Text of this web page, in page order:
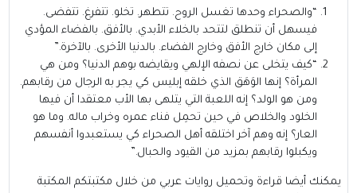
“والصحراء وحدها تغسل الروح. تتطهر. تخلو. تتفرغ. تتفضى.
فيسهل أن تنطلق لتتحد بالخلاء الأبدي. بالأفق. بالفضاء المؤدي
إلى مكان خارج الأفق وخارج الفضاء. بالدنيا الأخرى. بالآخرة.”
“كيف يتخلى عن نصفه الإلهي ويقايضه بوهم الدنيا؟ ومن هي
المرأة؟ إنها الوَهَق الذي خلقه إبليس كي يجر به الرجال من رقابهم.
ومن هو الولد؟ إنه اللعبة التي يتلهى بها الأب معتقدا أن فيها
الخلود والخلاص في حين تحمِل فناء عمره وخراب ماله. وما هو
العار؟ إنه وهم آخر اختلقه أهل الصحراء كي يستعبدوا أنفسهم
ويكبلوا رقابهم بمزيد من القيود والحبال.”
يمكنك أيضا قراءة وتحميل روايات عربي من خلال مكتبتكم المكتبة